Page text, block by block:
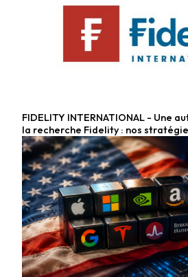
Fonds actions
FIDELITY INTERNATIONAL - Une
la recherche Fidelity : nos